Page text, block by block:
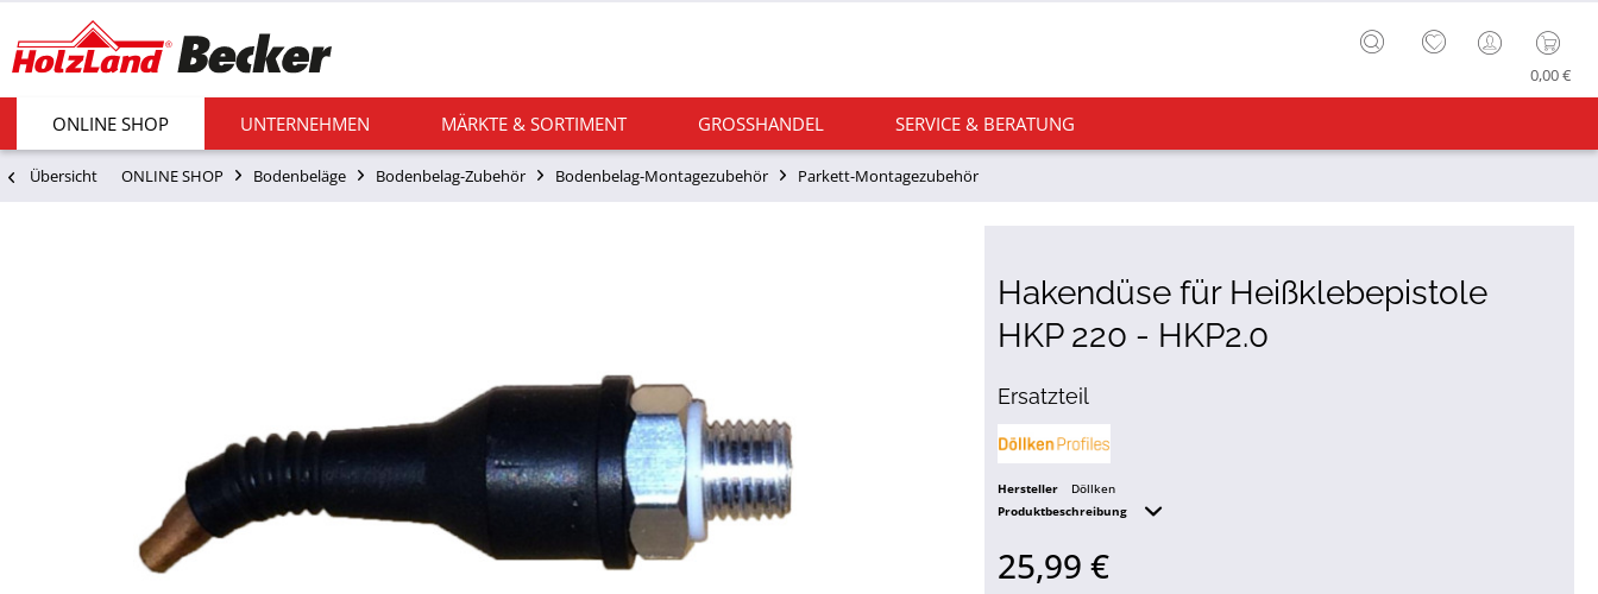
0,00 €
ONLINE SHOP UNTERNEHMEN MÄRKTE & SORTIMENT GROSSHANDEL SERVICE & BERATUNG
Übersicht ONLINE SHOP Bodenbeläge Bodenbelag-Zubehör Bodenbelag-Montagezubehör Parkett-Montagezubehör
Hakendüse für Heißklebepistole
HKP 220 - HKP2.0
Ersatzteil
Hersteller
Döllken
Produktbeschreibung
25,99 €